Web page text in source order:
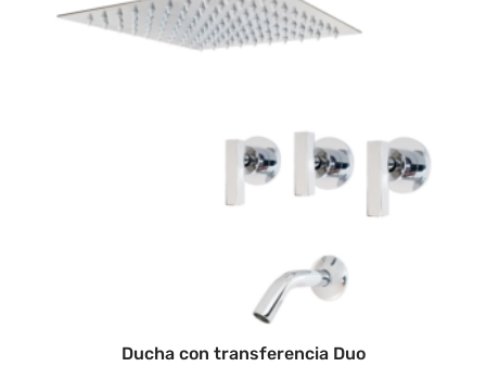
Ducha con transferencia Duo